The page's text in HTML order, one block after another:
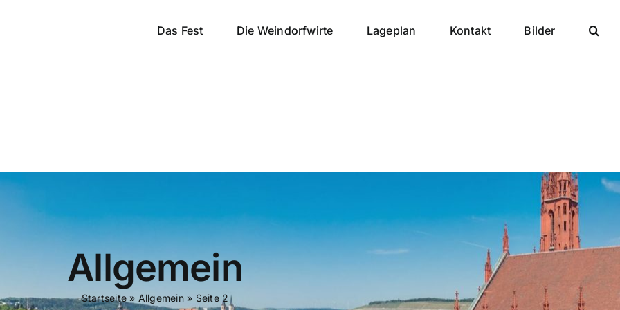
Das Fest Die Weindorfwirte Lageplan Kontakt Bilder
Allgemein
Startseite » Allgemein» Seite 2